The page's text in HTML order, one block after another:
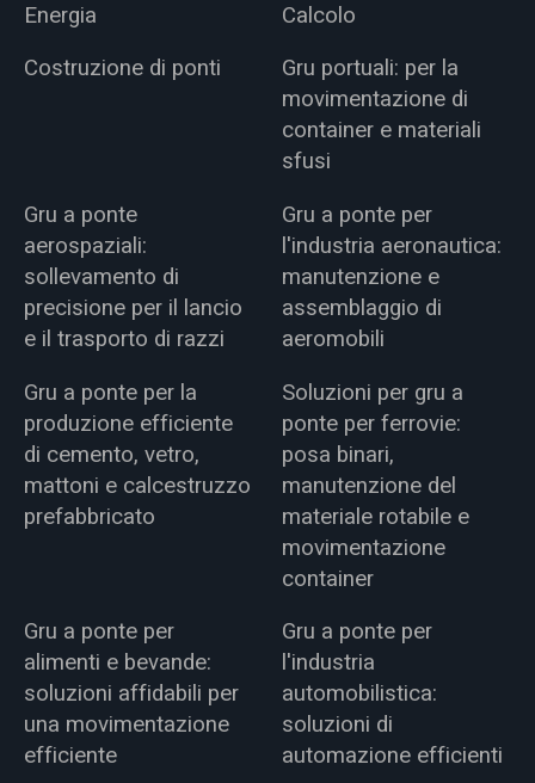
Energia
Calcolo
Costruzione di ponti
Gru portuali: per la
movimentazione di
container e materiali
sfusi
Gru a ponte
aerospaziali:
sollevamento di
precisione per il lancio
e il trasporto di razzi
Gru a ponte per
l'industria aeronautica:
manutenzione e
assemblaggio di
aeromobili
Gru a ponte per la
produzione efficiente
di cemento, vetro,
mattoni e calcestruzzo
prefabbricato
Soluzioni per gru a
ponte per ferrovie:
posa binari,
manutenzione del
materiale rotabile e
movimentazione
container
Gru a ponte per
alimenti e bevande:
soluzioni affidabili per
una movimentazione
efficiente
Gru a ponte per
l'industria
automobilistica:
soluzioni di
automazione efficienti